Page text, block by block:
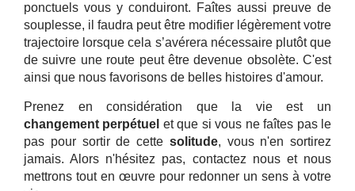
ponctuels vous y conduiront. Faîtes aussi preuve de
souplesse, il faudra peut être modifier légèrement votre
trajectoire lorsque cela s’avérera nécessaire plutôt que
de suivre une route peut être devenue obsolète. C'est
ainsi que nous favorisons de belles histoires d'amour.
Prenez en considération que la vie est un
changement perpétuel et que si vous ne faîtes pas le
pas pour sortir de cette solitude, vous n'en sortirez
jamais. Alors n'hésitez pas, contactez nous et nous
mettrons tout en œuvre pour redonner un sens à votre